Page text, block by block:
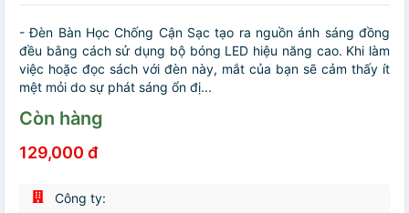
- Đèn Bàn Học Chống Cận Sạc tạo ra nguồn ánh sáng đồng
đều bằng cách sử dụng bộ bóng LED hiệu năng cao. Khi làm
việc hoặc đọc sách với đèn này, mắt của bạn sẽ cảm thấy ít
mệt mỏi do sự phát sáng ổn đị...
Còn hàng
129,000 đ
Công ty: